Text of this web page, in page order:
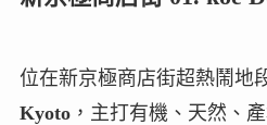
位在新京極商店街超熱鬧地
Kyoto，主打有機、天然、